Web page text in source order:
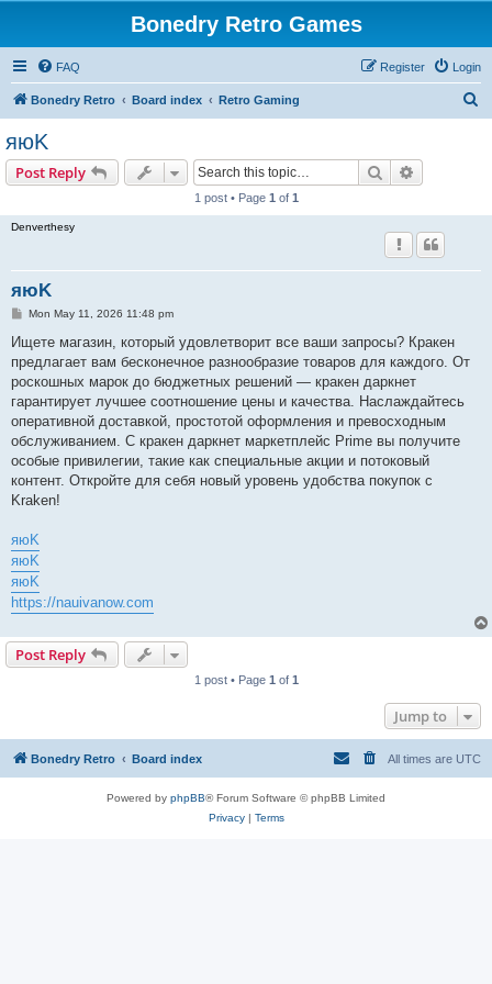
Bonedry Retro Games
FAQ Login
Register
Bonedry Retro Board index Retro Gaming
яюK
Post Reply Search
1 post • Page 1 of 1
Denverthesy
яюK
P
s
Mon May 11, 2026 11:48 pm
Ищете магазин, который удовлетворит все ваши запросы? Кракен
предлагает вам бесконечное разнообразие товаров для каждого. От
роскошных марок до бюджетных решений — кракен даркнет
гарантирует лучшее соотношение цены и качества. Наслаждайтесь
оперативной доставкой, простотой оформления и превосходным
обслуживанием. С кракен даркнет маркетплейс Prime вы получите
особые привилегии, такие как специальные акции и потоковый
контент. Откройте для себя новый уровень удобства покупок с
Kraken!
яюK
яюK
яюK
https://nauivanow.com
Post Reply
1 post • Page 1 of 1
Jump to
Bonedry Retro Board index All times are UTC
Powered by phpBB® Forum Software © phpBB Limited
Privacy| Terms